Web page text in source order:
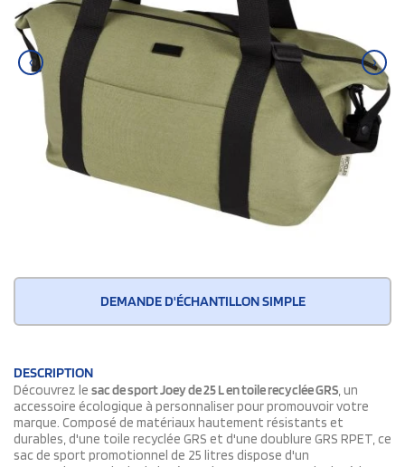
‹ ›
DEMANDE D'ÉCHANTILLON SIMPLE
DESCRIPTION
Découvrez le sac de sport Joey de 25 L en toile recyclée GRS, un
accessoire écologique à personnaliser pour promouvoir votre
marque. Composé de matériaux hautement résistants et
durables, d'une toile recyclée GRS et d'une doublure GRS RPET, ce
sac de sport promotionnel de 25 litres dispose d'un